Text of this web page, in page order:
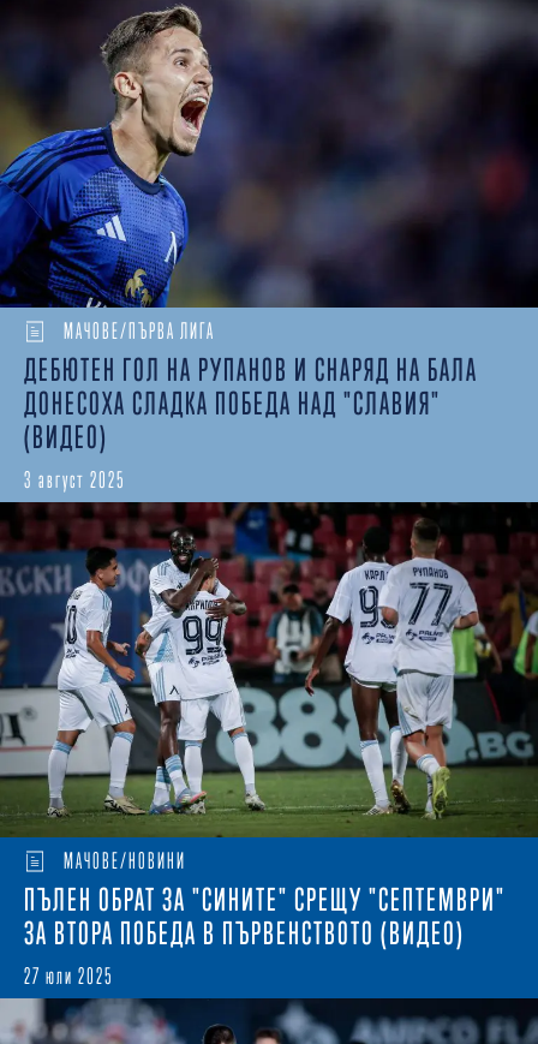
МАЧОВЕ/ПЪРВА ЛИГА
ДЕБЮТЕН ГОЛ НА РУПАНОВ И СНАРЯД НА БАЛА
ДОНЕСОХА СЛАДКА ПОБЕДА НАД "СЛАВИЯ"
(ВИДЕО)
3 август 2025
МАЧОВЕ/НОВИНИ
ПЪЛЕН ОБРАТ ЗА "СИНИТЕ" СРЕЩУ "СЕПТЕМВРИ"
ЗА ВТОРА ПОБЕДА В ПЪРВЕНСТВОТО (ВИДЕО)
27 юли 2025